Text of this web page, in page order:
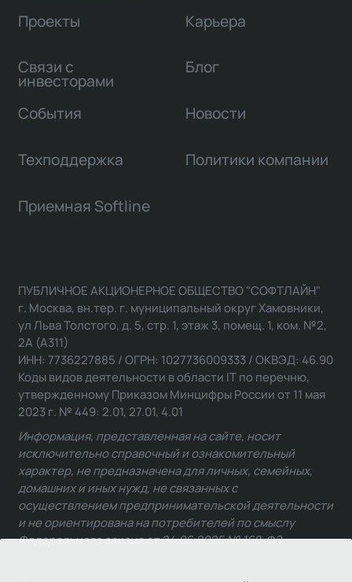
Проекты
Связи с
инвесторами
Карьера
Блог
События Новости
Техподдержка Политики компании
Приемная Softline
ПУБЛИЧНОЕ АКЦИОНЕРНОЕ ОБЩЕСТВО "СОФТЛАЙН"
г. Москва, вн.тер. г. муниципальный округ Хамовники,
ул Льва Толстого, д. 5, стр. 1, этаж 3, помещ. 1, ком. №2,
2А (А311)
ИНН: 7736227885 / ОГРН: 1027736009333 / ОКВЭД: 46.90
Коды видов деятельности в области IT по перечню,
утвержденному Приказом Минцифры России от 11 мая
2023 г. № 449: 2.01, 27.01, 4.01
Информация, представленная на сайте, носит
исключительно справочный и ознакомительный
характер, не предназначена для личных, семейных,
домашних и иных нужд, не связанных с
осуществлением предпринимательской деятельности
и не ориентирована на потребителей по смыслу
Федерального закона от 24.06.2025 № 168-ФЗ.